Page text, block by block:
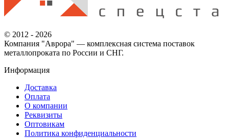
© 2012 - 2026
Компания "Аврора" — комплексная система поставок
металлопроката по России и СНГ.
Информация
Доставка
Оплата
О компании
Реквизиты
Оптовикам
Политика конфиденциальности